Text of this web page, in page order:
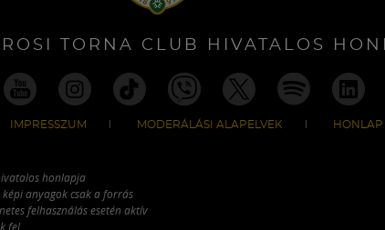
TORNA CLUB HIVATALOS
IMPRESSZUM MODERÁLÁSI ALAPELVEK HONLAP
honlapja
anyagok csak a forrás
felhasználás esetén aktív
fel.